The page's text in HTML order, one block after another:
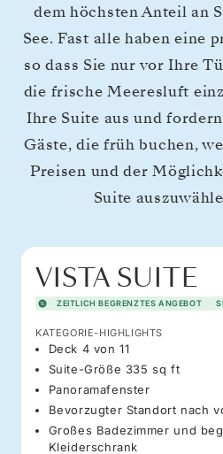
dem höchsten Anteil an
See. Fast alle haben eine
so dass Sie nur vor Ihre
die frische Meeresluft
Ihre Suite aus und
Gäste, die früh buchen,
Preisen und der
Suite
VISTA SUITE
ZEITLICH BEGRENZTES ANGEBOT
KATEGORIE-HIGHLIGHTS
Deck 4 von 11
Suite-Größe 335 sq ft
Panoramafenster
Bevorzugter Standort nach
Großes Badezimmer und
Kleiderschrank